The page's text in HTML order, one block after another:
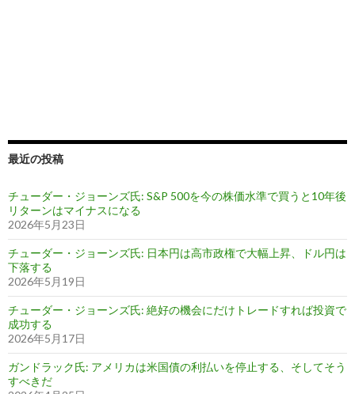
最近の投稿
チューダー・ジョーンズ氏: S&P 500を今の株価水準で買うと10年後
リターンはマイナスになる
2026年5月23日
チューダー・ジョーンズ氏: 日本円は高市政権で大幅上昇、ドル円は
下落する
2026年5月19日
チューダー・ジョーンズ氏: 絶好の機会にだけトレードすれば投資で
成功する
2026年5月17日
ガンドラック氏: アメリカは米国債の利払いを停止する、そしてそう
すべきだ